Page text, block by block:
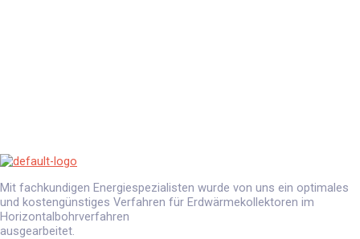
Mit fachkundigen Energiespezialisten wurde von uns ein optimales
und kostengünstiges Verfahren für Erdwärmekollektoren im
Horizontalbohrverfahren
ausgearbeitet.